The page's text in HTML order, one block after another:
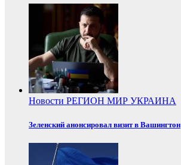
Новости РЕГИОН МИР УКРАИНА
Зеленский анонсировал визит в Вашингтон